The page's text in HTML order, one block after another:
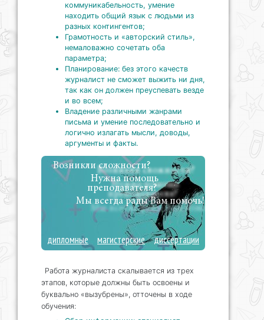
коммуникабельность, умение
находить общий язык с людьми из
разных контингентов;
Грамотность и «авторский стиль»,
немаловажно сочетать оба
параметра;
Планирование: без этого качеств
журналист не сможет выжить ни дня,
так как он должен преуспевать везде
и во всем;
Владение различными жанрами
письма и умение последовательно и
логично излагать мысли, доводы,
аргументы и факты.
Возникли сложности?
Нужна помощь
преподавателя?
Мы всегда рады Вам помочь!
дипломные магистерские диссертации
Работа журналиста скалывается из трех
этапов, которые должны быть освоены и
буквально «вызубрены», отточены в ходе
обучения: